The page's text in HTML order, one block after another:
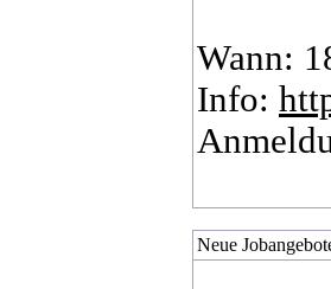
Wann:
Info:
Neue